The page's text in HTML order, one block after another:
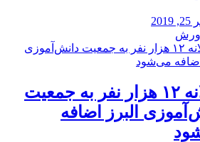
️سالانه ۱۲ هزار نفر به جمعیت
البرز اضافه